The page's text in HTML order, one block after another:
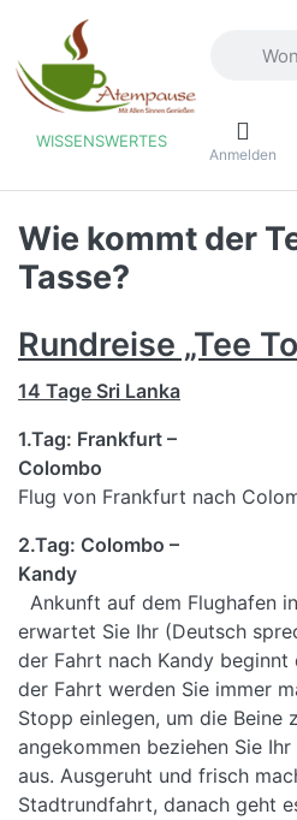
WISSENSWERTES
Anmelden
Wie kommt der
Tasse?
Rundreise „Tee
14 Tage Sri Lanka
1.Tag: Frankfurt –
Flug von Frankfurt nach
2.Tag: Colombo –
Kandy
Ankunft auf dem Flughafen
erwartet Sie Ihr (Deutsch
der Fahrt nach Kandy beginnt
der Fahrt werden Sie immer
Stopp einlegen, um die Beine
angekommen beziehen Sie
aus. Ausgeruht und frisch
Stadtrundfahrt, danach geht